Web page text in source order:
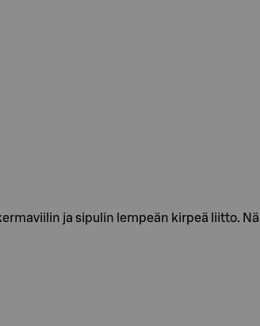
ja sipulin lempeän kirpeä liitto.